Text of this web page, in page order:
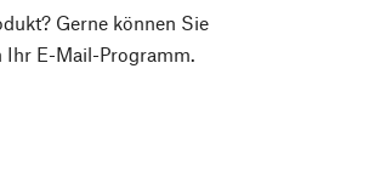
Gerne können Sie
Ihr E-Mail-Programm.